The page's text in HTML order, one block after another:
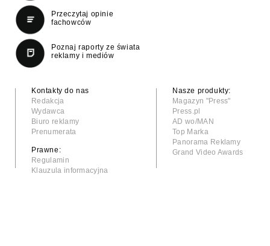
Przeczytaj opinie
fachowców
Poznaj raporty ze świata
reklamy i mediów
Kontakty do nas
Redakcja
Wydawca
Biuro reklamy
Prenumerata
Prawne:
Regulamin
Klauzula informacyjna
Nasze produkty:
Magazyn "Press"
Press.pl
AD wo/MAN
Top Marka
Panorama Reklamy
Grand Video Awards